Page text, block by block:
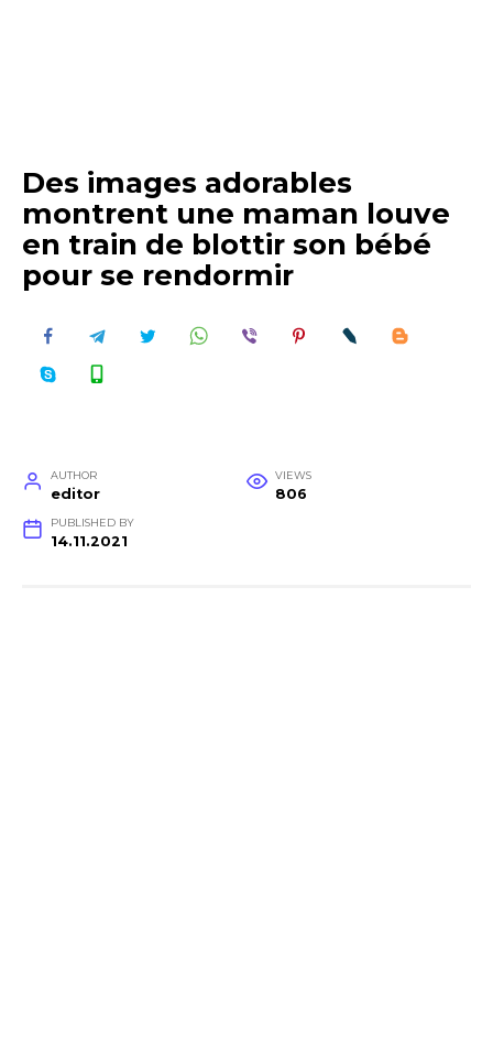
Des images adorables
montrent une maman louve
en train de blottir son bébé
pour se rendormir
AUTHOR
editor
VIEWS
806
PUBLISHED BY
14.11.2021